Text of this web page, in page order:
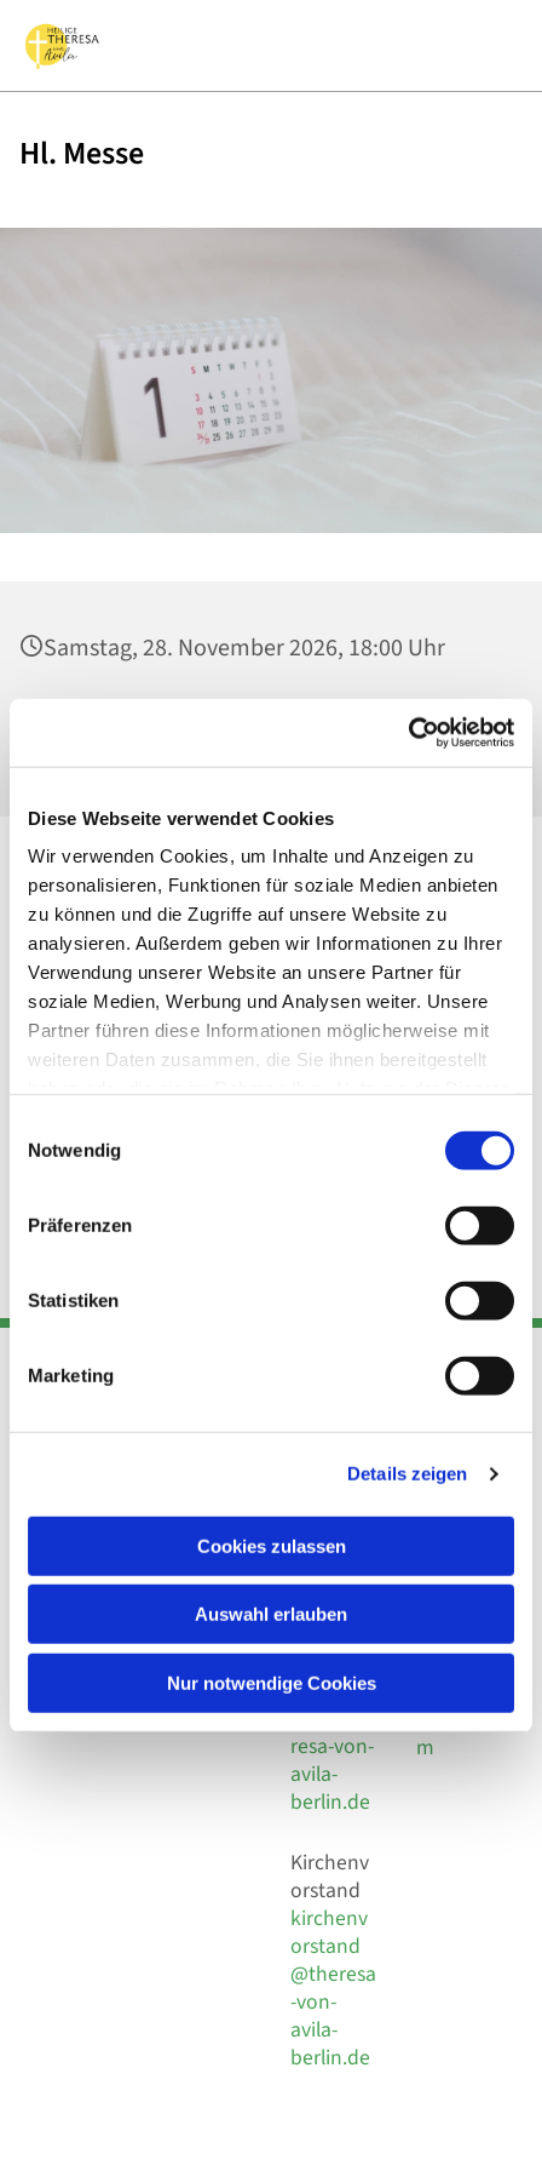
Diese Webseite verwendet Cookies
Wir verwenden Cookies, um Inhalte und Anzeigen zu
personalisieren, Funktionen für soziale Medien anbieten
zu können und die Zugriffe auf unsere Website zu
analysieren. Außerdem geben wir Informationen zu Ihrer
Verwendung unserer Website an unsere Partner für
soziale Medien, Werbung und Analysen weiter. Unsere
Partner führen diese Informationen möglicherweise mit
weiteren Daten zusammen, die Sie ihnen bereitgestellt
Notwendig
Präferenzen
Statistiken
Marketing
Details zeigen
Cookies zulassen
Auswahl erlauben
Nur notwendige Cookies
Hl. Messe
Samstag, 28. November 2026, 18:00 Uhr
Ahrensfelder Chaussee 79-81, 13057 Berlin
Adresse
Kirchengemeinde Pfarrei
Hl. Theresa von Avila Berlin
Leitender Pfarrer - Norbert
Behaimstr. 39
Kont
Telefon
+49 30
924 64 28
Fax +49
30 924 54
18
E-Mail
info@the
resa-von-
avila-
berlin.de
Kirchenv
orstand
kirchenv
orstand
@theresa
-von-
avila-
berlin.de
Links
Datensch
utz
Social
Impressu
m